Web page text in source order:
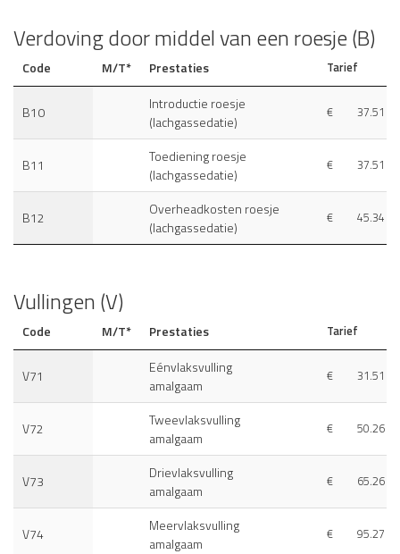
Verdoving door middel van een roesje (B)
Code M/T* Prestaties Tarief
B10
Introductie roesje
(lachgassedatie)
€ 37.51
B11
Toediening roesje
(lachgassedatie)
€ 37.51
B12
Overheadkosten roesje
(lachgassedatie)
€ 45.34
Vullingen (V)
Code M/T* Prestaties Tarief
V71
Eénvlaksvulling
amalgaam
€ 31.51
V72
Tweevlaksvulling
amalgaam
€ 50.26
V73
Drievlaksvulling
amalgaam
€ 65.26
V74
Meervlaksvulling
amalgaam
€ 95.27